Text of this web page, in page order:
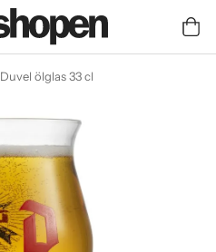
Duvel ölglas 33 cl